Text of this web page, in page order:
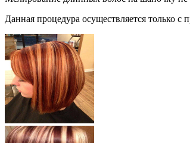
Данная процедура осуществляется только